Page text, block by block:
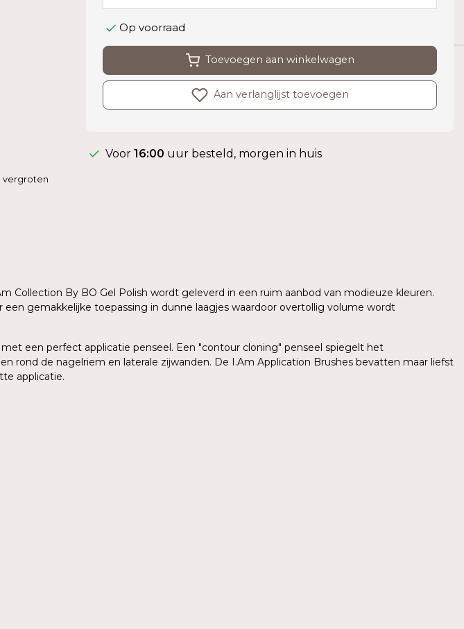
vergroten
Op voorraad
Toevoegen aan winkelwagen
Aan verlanglijst toevoegen
Voor 16:00 uur besteld, morgen in huis
Collection By BO Gel Polish wordt geleverd in een ruim aanbod van modieuze kleuren.
gemakkelijke toepassing in dunne laagjes waardoor overtollig volume wordt
een perfect applicatie penseel. Een "contour cloning" penseel spiegelt het
rond de nagelriem en laterale zijwanden. De I.Am Application Brushes bevatten maar liefst
applicatie.